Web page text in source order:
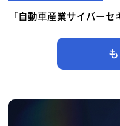
「自動車産業サイバー